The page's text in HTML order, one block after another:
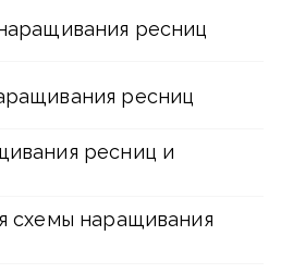
ресниц
ресниц
ресниц и
схемы наращивания